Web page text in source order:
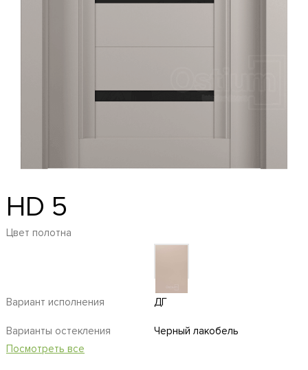
HD 5
Цвет полотна
Вариант исполнения ДГ
Варианты остекления
Посмотреть все
Черный лакобель